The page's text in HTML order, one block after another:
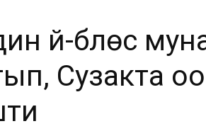
үй-бүлөсү
Сузакта